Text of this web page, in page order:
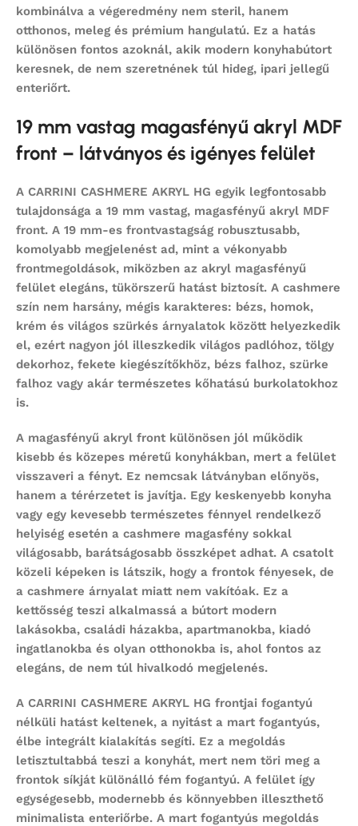
kombinálva a végeredmény nem steril, hanem
otthonos, meleg és prémium hangulatú. Ez a hatás
különösen fontos azoknál, akik modern konyhabútort
keresnek, de nem szeretnének túl hideg, ipari jellegű
enteriőrt.
19 mm vastag magasfényű akryl MDF
front – látványos és igényes felület
A CARRINI CASHMERE AKRYL HG egyik legfontosabb
tulajdonsága a 19 mm vastag, magasfényű akryl MDF
front. A 19 mm-es frontvastagság robusztusabb,
komolyabb megjelenést ad, mint a vékonyabb
frontmegoldások, miközben az akryl magasfényű
felület elegáns, tükörszerű hatást biztosít. A cashmere
szín nem harsány, mégis karakteres: bézs, homok,
krém és világos szürkés árnyalatok között helyezkedik
el, ezért nagyon jól illeszkedik világos padlóhoz, tölgy
dekorhoz, fekete kiegészítőkhöz, bézs falhoz, szürke
falhoz vagy akár természetes kőhatású burkolatokhoz
is.
A magasfényű akryl front különösen jól működik
kisebb és közepes méretű konyhákban, mert a felület
visszaveri a fényt. Ez nemcsak látványban előnyös,
hanem a térérzetet is javítja. Egy keskenyebb konyha
vagy egy kevesebb természetes fénnyel rendelkező
helyiség esetén a cashmere magasfény sokkal
világosabb, barátságosabb összképet adhat. A csatolt
közeli képeken is látszik, hogy a frontok fényesek, de
a cashmere árnyalat miatt nem vakítóak. Ez a
kettősség teszi alkalmassá a bútort modern
lakásokba, családi házakba, apartmanokba, kiadó
ingatlanokba és olyan otthonokba is, ahol fontos az
elegáns, de nem túl hivalkodó megjelenés.
A CARRINI CASHMERE AKRYL HG frontjai fogantyú
nélküli hatást keltenek, a nyitást a mart fogantyús,
élbe integrált kialakítás segíti. Ez a megoldás
letisztultabbá teszi a konyhát, mert nem töri meg a
frontok síkját különálló fém fogantyú. A felület így
egységesebb, modernebb és könnyebben illeszthető
minimalista enteriőrbe. A mart fogantyús megoldás